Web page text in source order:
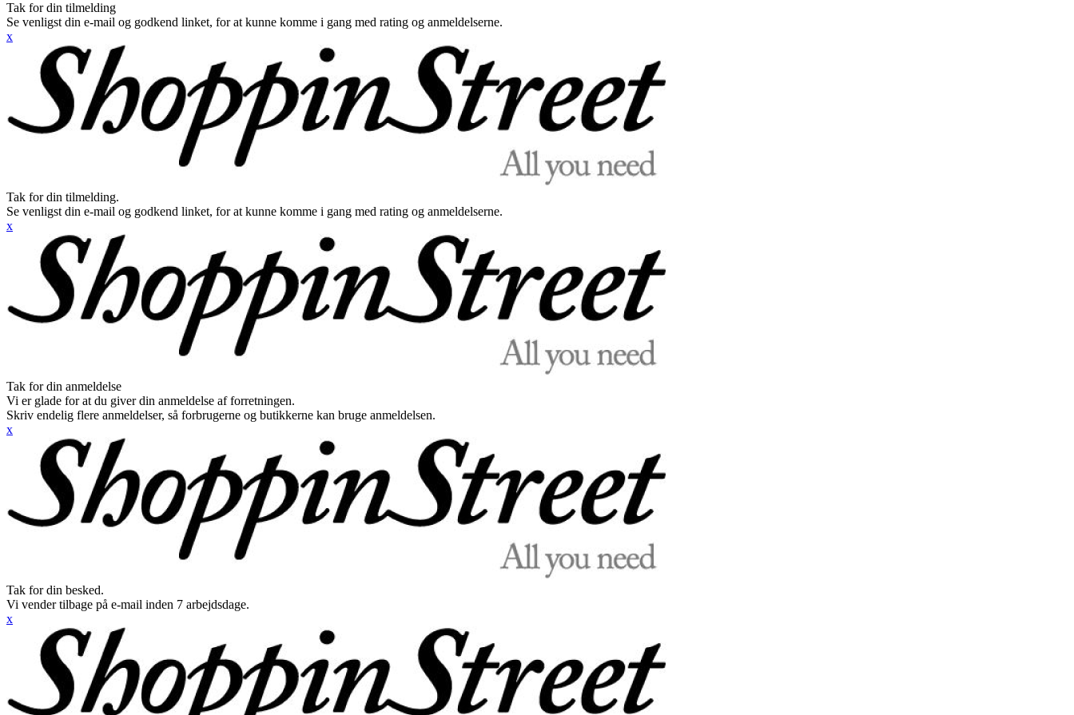
Tak for din tilmelding
Se venligst din e-mail og godkend linket, for at kunne komme i gang med rating og anmeldelserne.
x
Tak for din tilmelding.
Se venligst din e-mail og godkend linket, for at kunne komme i gang med rating og anmeldelserne.
x
Tak for din anmeldelse
Vi er glade for at du giver din anmeldelse af forretningen.
Skriv endelig flere anmeldelser, så forbrugerne og butikkerne kan bruge anmeldelsen.
x
Tak for din besked.
Vi vender tilbage på e-mail inden 7 arbejdsdage.
x